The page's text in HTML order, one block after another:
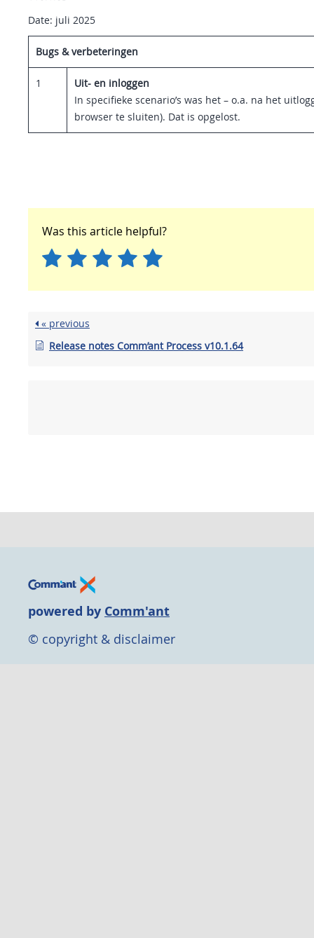
Date: juli 2025
Bugs & verbeteringen
1
Uit- en inloggen
In specifieke scenario’s was het – o.a. na het
browser te sluiten). Dat is opgelost.
Was this article helpful?
« previous
Release notes Comm’ant Process v10.1.64
powered by Comm'ant
© copyright & disclaimer